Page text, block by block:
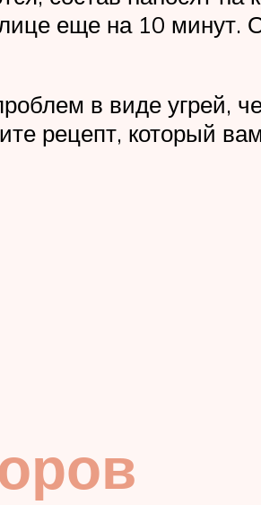
еще на 10 минут.
в виде угрей,
рецепт, который